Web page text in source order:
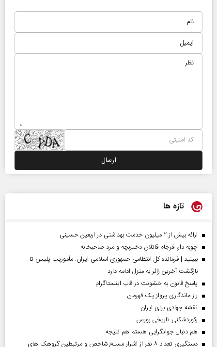
تازه ها
ارائه بیش از ۲ میلیون خدمت بهداشتی در اربعین حسینی
چوبه دار، فرجام قاتلان دختربچه و مرد صاحبخانه
ببینید | فرمانده کل انتظامی جمهوری اسلامی ایران­: مأموریت پلیس تا
بازگشت آخرین زائر به منزل ادامه دارد
پاسخ قانون به خشونت در قاب اینستاگرام
راز ماندگاری پرواز یک قهرمان
نقشه جهادی برای ایران
رکوردشکنی تاریخی بورس
هم دنبال جوانگرایی هستم هم نتیجه
دستگیری تعداد ۸ نفر از اشرار مسلح شاخص و مرتبطین گروهک های